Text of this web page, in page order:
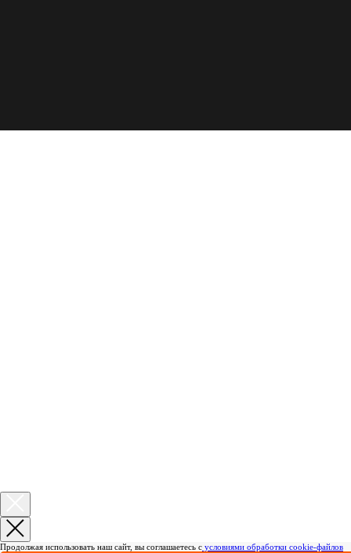
Продолжая использовать наш сайт, вы соглашаетесь с условиями обработки cookie-файлов